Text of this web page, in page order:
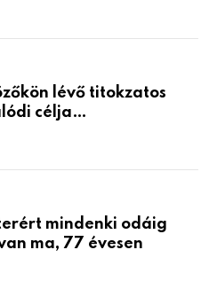
lévő titokzatos
célja…
mindenki odáig
ma, 77 évesen